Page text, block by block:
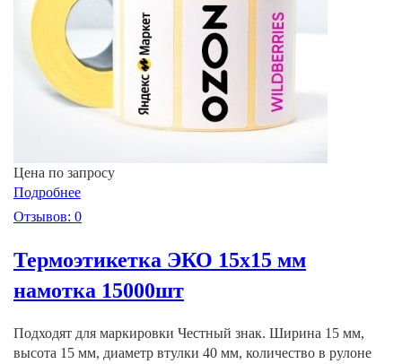
Цена по запросу
Подробнее
Отзывов: 0
Термоэтикетка ЭКО 15х15 мм
намотка 15000шт
Подходят для маркировки Честный знак. Ширина 15 мм,
высота 15 мм, диаметр втулки 40 мм, количество в рулоне